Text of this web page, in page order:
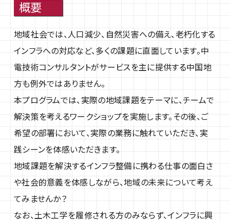
概要
地域社会では、人口減少、自然災害への備え、老朽化する
インフラへの対応など、多くの課題に直面しています。中
電技術コンサルタントがサービスを主に提供する中国地
方も例外ではありません。
本プログラムでは、実際の地域課題をテーマに、チームで
解決策を考えるワークショップを実施します。その後、ご
希望の部署において、実際の業務に触れていただき、実
践シーンを体感いただきます。
地域課題を解決するインフラ整備に携わる仕事の面白さ
や社会的意義を体感しながら、地域の未来について考え
てみませんか？
なお、土木工学を履修される方のみならず、インフラに興